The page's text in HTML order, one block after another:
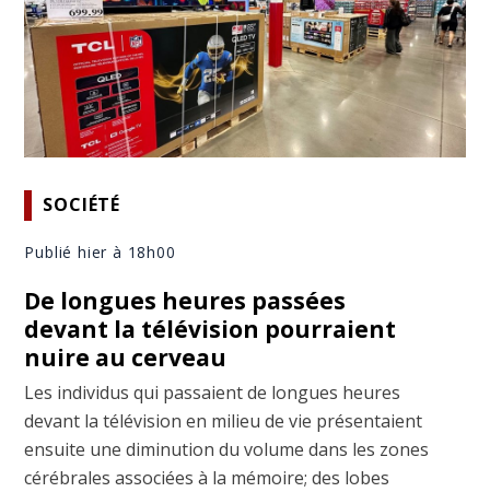
SOCIÉTÉ
Publié hier à 18h00
De longues heures passées
devant la télévision pourraient
nuire au cerveau
Les individus qui passaient de longues heures
devant la télévision en milieu de vie présentaient
ensuite une diminution du volume dans les zones
cérébrales associées à la mémoire; des lobes